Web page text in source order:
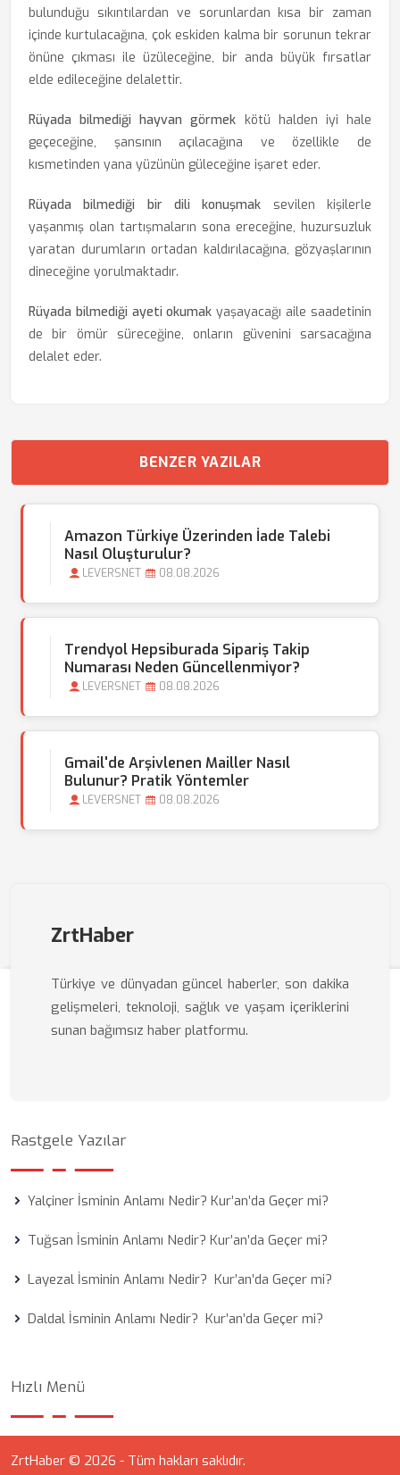
bulunduğu sıkıntılardan ve sorunlardan kısa bir zaman
içinde kurtulacağına, çok eskiden kalma bir sorunun tekrar
önüne çıkması ile üzüleceğine, bir anda büyük fırsatlar
elde edileceğine delalettir.
Rüyada bilmediği hayvan görmek kötü halden iyi hale
geçeceğine, şansının açılacağına ve özellikle de
kısmetinden yana yüzünün güleceğine işaret eder.
Rüyada bilmediği bir dili konuşmak sevilen kişilerle
yaşanmış olan tartışmaların sona ereceğine, huzursuzluk
yaratan durumların ortadan kaldırılacağına, gözyaşlarının
dineceğine yorulmaktadır.
Rüyada bilmediği ayeti okumak yaşayacağı aile saadetinin
de bir ömür süreceğine, onların güvenini sarsacağına
delalet eder.
BENZER YAZILAR
Amazon Türkiye Üzerinden İade Talebi
Nasıl Oluşturulur?
LEVERSNET 08.08.2026
Trendyol Hepsiburada Sipariş Takip
Numarası Neden Güncellenmiyor?
LEVERSNET 08.08.2026
Gmail'de Arşivlenen Mailler Nasıl
Bulunur? Pratik Yöntemler
LEVERSNET 08.08.2026
ZrtHaber
Türkiye ve dünyadan güncel haberler, son dakika
gelişmeleri, teknoloji, sağlık ve yaşam içeriklerini
sunan bağımsız haber platformu.
Rastgele Yazılar
Yalçiner İsminin Anlamı Nedir? Kur’an’da Geçer mi?
Tuğsan İsminin Anlamı Nedir? Kur’an’da Geçer mi?
Layezal İsminin Anlamı Nedir? Kur’an’da Geçer mi?
Daldal İsminin Anlamı Nedir? Kur’an’da Geçer mi?
Hızlı Menü
ZrtHaber © 2026 - Tüm hakları saklıdır.